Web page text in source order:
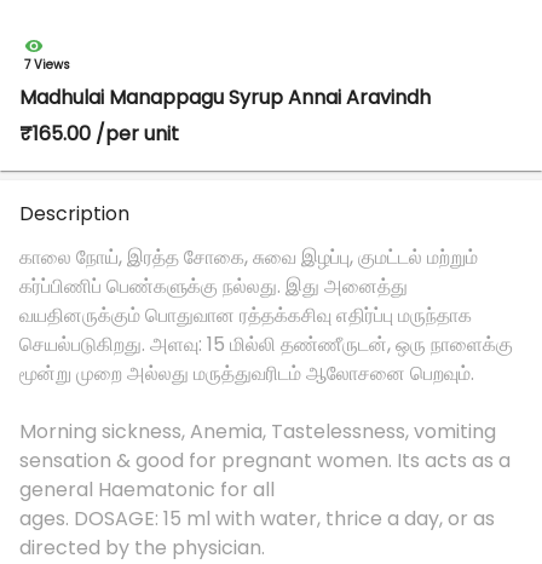
7 Views
Madhulai Manappagu Syrup Annai Aravindh
₹165.00 /per unit
Description
காலை நோய், இரத்த சோகை, சுவை இழப்பு, குமட்டல் மற்றும்
கர்ப்பிணிப் பெண்களுக்கு நல்லது. இது அனைத்து
வயதினருக்கும் பொதுவான ரத்தக்கசிவு எதிர்ப்பு மருந்தாக
செயல்படுகிறது. அளவு: 15 மில்லி தண்ணீருடன், ஒரு நாளைக்கு
மூன்று முறை அல்லது மருத்துவரிடம் ஆலோசனை பெறவும்.
Morning sickness, Anemia, Tastelessness, vomiting
sensation & good for pregnant women. Its acts as a
general Haematonic for all
ages. DOSAGE: 15 ml with water, thrice a day, or as
directed by the physician.